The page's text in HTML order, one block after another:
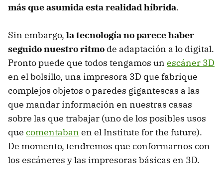
más que asumida esta realidad híbrida.
Sin embargo, la tecnología no parece haber
seguido nuestro ritmo de adaptación a lo digital.
Pronto puede que todos tengamos un escáner 3D
en el bolsillo, una impresora 3D que fabrique
complejos objetos o paredes gigantescas a las
que mandar información en nuestras casas
sobre las que trabajar (uno de los posibles usos
que comentaban en el Institute for the future).
De momento, tendremos que conformarnos con
los escáneres y las impresoras básicas en 3D.